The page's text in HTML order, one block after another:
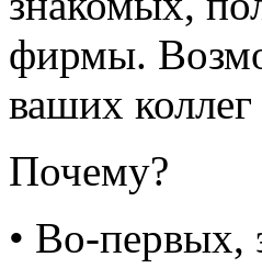
фирмы.
ваших
Почему?
• Во-первых,